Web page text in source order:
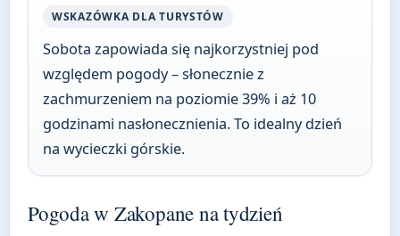
WSKAZÓWKA DLA TURYSTÓW
Sobota zapowiada się najkorzystniej pod
względem pogody – słonecznie z
zachmurzeniem na poziomie 39% i aż 10
godzinami nasłonecznienia. To idealny dzień
na wycieczki górskie.
Pogoda w Zakopane na tydzień